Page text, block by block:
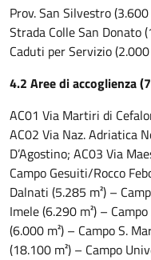
Prov. San Silvestro
Strada Colle San Donato
Caduti per Servizio
4.2 Aree di accoglienza
AC01 Via Martiri di
AC02 Via Naz. Adriatica
D’Agostino; AC03 Via
Campo Gesuiti/Rocco
Dalnati (5.285 m²) –
Imele (6.290 m²) –
(6.000 m²) – Campo S.
(18.100 m²) – Campo